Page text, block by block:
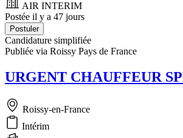
AIR INTERIM
Postée il y a 47 jours
Postuler
Candidature simplifiée
Publiée via Roissy Pays de France
URGENT CHAUFFEUR
Roissy-en-France
Intérim